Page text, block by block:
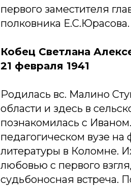
первого заместителя
полковника Е.С.Юрасова.
Кобец Светлана
21 февраля 1941
Родилась вс. Малино
области и здесь в
познакомилась с
педагогическом вузе на
литературы в Коломне.
любовью с первого
судьбоносная встреча.